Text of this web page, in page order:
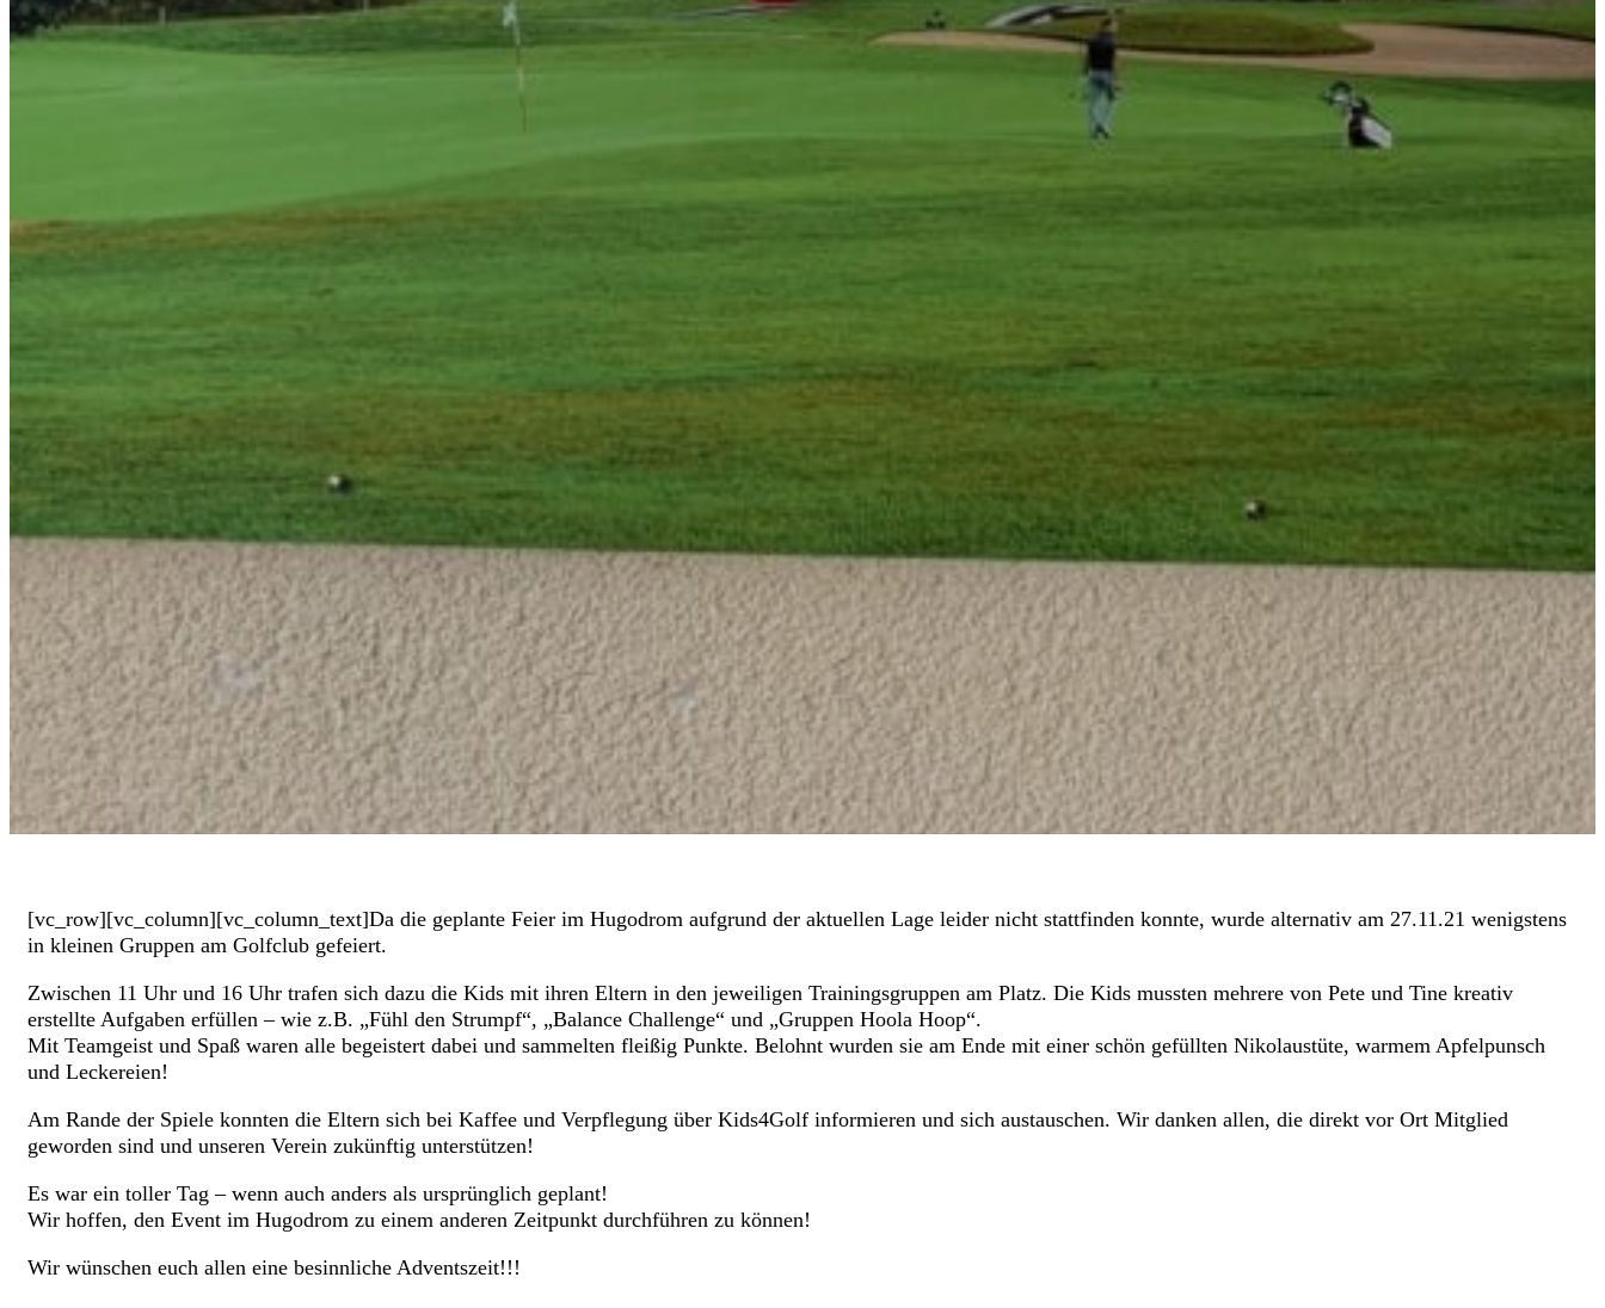
[vc_row][vc_column][vc_column_text]Da die geplante Feier im Hugodrom aufgrund der aktuellen Lage leider nicht stattfinden konnte, wurde alternativ am 27.11.21 wenigstens
in kleinen Gruppen am Golfclub gefeiert.
Zwischen 11 Uhr und 16 Uhr trafen sich dazu die Kids mit ihren Eltern in den jeweiligen Trainingsgruppen am Platz. Die Kids mussten mehrere von Pete und Tine kreativ
erstellte Aufgaben erfüllen – wie z.B. „Fühl den Strumpf“, „Balance Challenge“ und „Gruppen Hoola Hoop“.
Mit Teamgeist und Spaß waren alle begeistert dabei und sammelten fleißig Punkte. Belohnt wurden sie am Ende mit einer schön gefüllten Nikolaustüte, warmem Apfelpunsch
und Leckereien!
Am Rande der Spiele konnten die Eltern sich bei Kaffee und Verpflegung über Kids4Golf informieren und sich austauschen. Wir danken allen, die direkt vor Ort Mitglied
geworden sind und unseren Verein zukünftig unterstützen!
Es war ein toller Tag – wenn auch anders als ursprünglich geplant!
Wir hoffen, den Event im Hugodrom zu einem anderen Zeitpunkt durchführen zu können!
Wir wünschen euch allen eine besinnliche Adventszeit!!!